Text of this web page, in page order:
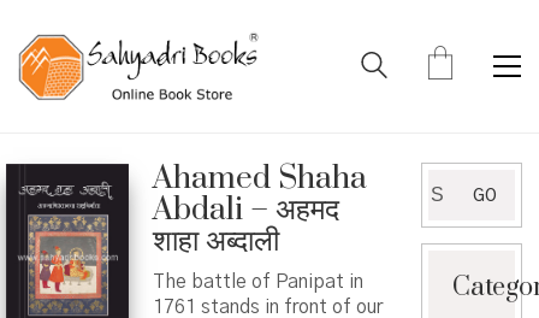
Ahamed Shaha
Abdali – अहमद
शाहा अब्दाली
The battle of Panipat in
1761 stands in front of our
for:
GO